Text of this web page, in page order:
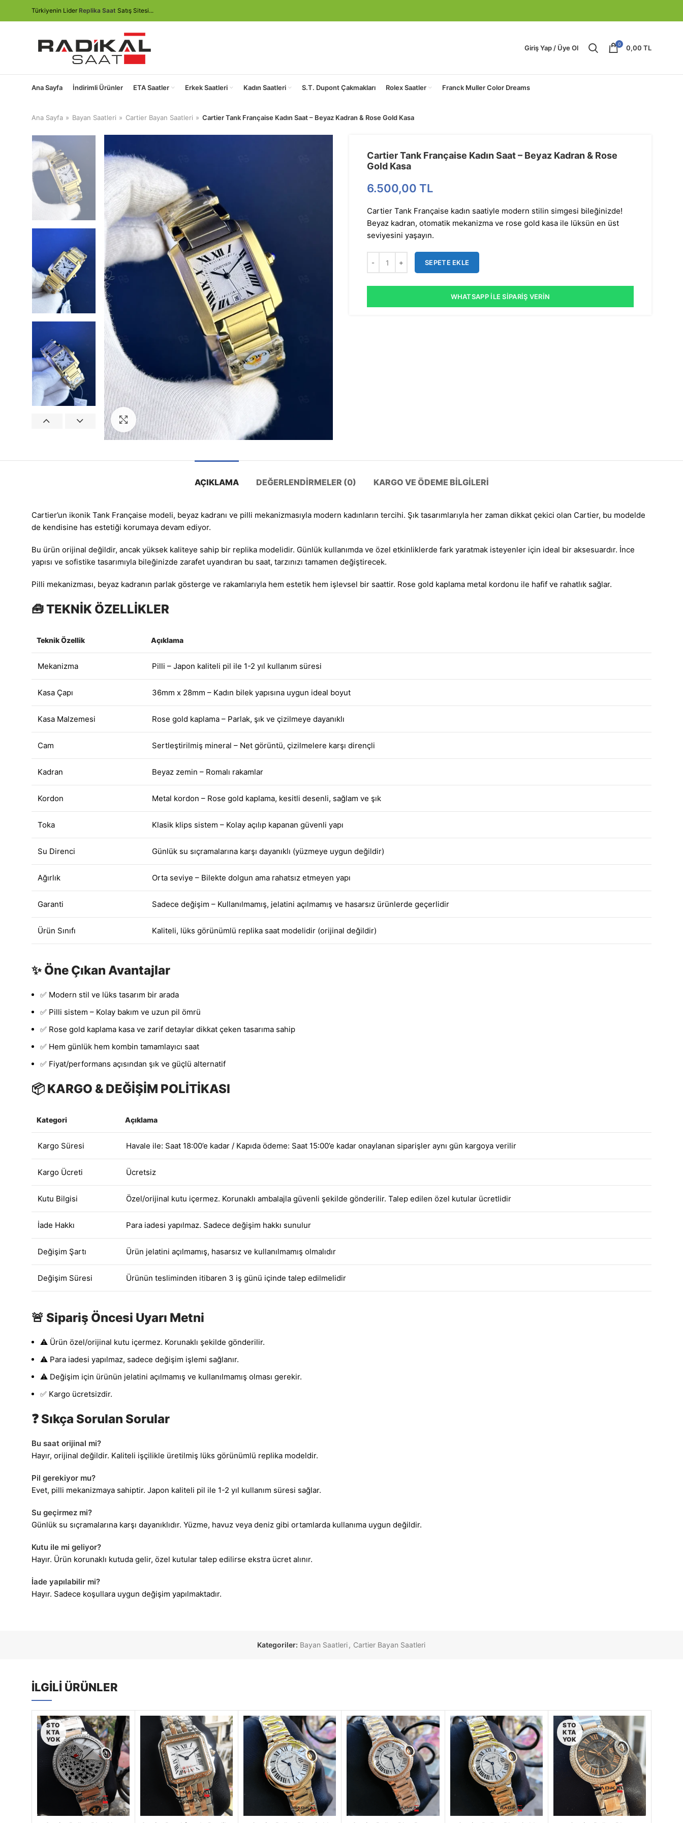
Türkiyenin Lider Replika Saat Satış Sitesi...
Giriş Yap / Üye Ol 0 0,00 TL
Ana Sayfa İndirimli Ürünler ETA Saatler Erkek Saatleri Kadın Saatleri S.T. Dupont Çakmakları Rolex Saatler Franck Muller Color Dreams
Ana Sayfa Bayan Saatleri Cartier Bayan Saatleri Cartier Tank Française Kadın Saat – Beyaz Kadran & Rose Gold Kasa
Görseli Büyütün
Cartier Tank Française Kadın Saat – Beyaz Kadran & Rose
Gold Kasa
6.500,00 TL
Cartier Tank Française kadın saatiyle modern stilin simgesi bileğinizde!
Beyaz kadran, otomatik mekanizma ve rose gold kasa ile lüksün en üst
seviyesini yaşayın.
SEPETE EKLE
WHATSAPP İLE SIPARIŞ VERIN
AÇIKLAMA DEĞERLENDIRMELER (0) KARGO VE ÖDEME BILGILERI
Cartier’un ikonik Tank Française modeli, beyaz kadranı ve pilli mekanizmasıyla modern kadınların tercihi. Şık tasarımlarıyla her zaman dikkat çekici olan Cartier, bu modelde
de kendisine has estetiği korumaya devam ediyor.
Bu ürün orijinal değildir, ancak yüksek kaliteye sahip bir replika modelidir. Günlük kullanımda ve özel etkinliklerde fark yaratmak isteyenler için ideal bir aksesuardır. İnce
yapısı ve sofistike tasarımıyla bileğinizde zarafet uyandıran bu saat, tarzınızı tamamen değiştirecek.
Pilli mekanizması, beyaz kadranın parlak gösterge ve rakamlarıyla hem estetik hem işlevsel bir saattir. Rose gold kaplama metal kordonu ile hafif ve rahatlık sağlar.
🧰 TEKNİK ÖZELLİKLER
Teknik Özellik Açıklama
Mekanizma Pilli – Japon kaliteli pil ile 1-2 yıl kullanım süresi
Kasa Çapı 36mm x 28mm – Kadın bilek yapısına uygun ideal boyut
Kasa Malzemesi Rose gold kaplama – Parlak, şık ve çizilmeye dayanıklı
Cam Sertleştirilmiş mineral – Net görüntü, çizilmelere karşı dirençli
Kadran Beyaz zemin – Romalı rakamlar
Kordon Metal kordon – Rose gold kaplama, kesitli desenli, sağlam ve şık
Toka Klasik klips sistem – Kolay açılıp kapanan güvenli yapı
Su Direnci Günlük su sıçramalarına karşı dayanıklı (yüzmeye uygun değildir)
Ağırlık Orta seviye – Bilekte dolgun ama rahatsız etmeyen yapı
Garanti Sadece değişim – Kullanılmamış, jelatini açılmamış ve hasarsız ürünlerde geçerlidir
Ürün Sınıfı Kaliteli, lüks görünümlü replika saat modelidir (orijinal değildir)
✨ Öne Çıkan Avantajlar
✅ Modern stil ve lüks tasarım bir arada
✅ Pilli sistem – Kolay bakım ve uzun pil ömrü
✅ Rose gold kaplama kasa ve zarif detaylar dikkat çeken tasarıma sahip
✅ Hem günlük hem kombin tamamlayıcı saat
✅ Fiyat/performans açısından şık ve güçlü alternatif
📦 KARGO & DEĞİŞİM POLİTİKASI
Kategori Açıklama
Kargo Süresi Havale ile: Saat 18:00’e kadar / Kapıda ödeme: Saat 15:00’e kadar onaylanan siparişler aynı gün kargoya verilir
Kargo Ücreti Ücretsiz
Kutu Bilgisi Özel/orijinal kutu içermez. Korunaklı ambalajla güvenli şekilde gönderilir. Talep edilen özel kutular ücretlidir
İade Hakkı Para iadesi yapılmaz. Sadece değişim hakkı sunulur
Değişim Şartı Ürün jelatini açılmamış, hasarsız ve kullanılmamış olmalıdır
Değişim Süresi Ürünün tesliminden itibaren 3 iş günü içinde talep edilmelidir
🚨 Sipariş Öncesi Uyarı Metni
⚠️ Ürün özel/orijinal kutu içermez. Korunaklı şekilde gönderilir.
⚠️ Para iadesi yapılmaz, sadece değişim işlemi sağlanır.
⚠️ Değişim için ürünün jelatini açılmamış ve kullanılmamış olması gerekir.
✅ Kargo ücretsizdir.
❓ Sıkça Sorulan Sorular
Bu saat orijinal mi?
Hayır, orijinal değildir. Kaliteli işçilikle üretilmiş lüks görünümlü replika modeldir.
Pil gerekiyor mu?
Evet, pilli mekanizmaya sahiptir. Japon kaliteli pil ile 1-2 yıl kullanım süresi sağlar.
Su geçirmez mi?
Günlük su sıçramalarına karşı dayanıklıdır. Yüzme, havuz veya deniz gibi ortamlarda kullanıma uygun değildir.
Kutu ile mi geliyor?
Hayır. Ürün korunaklı kutuda gelir, özel kutular talep edilirse ekstra ücret alınır.
İade yapılabilir mi?
Hayır. Sadece koşullara uygun değişim yapılmaktadır.
Kategoriler: Bayan Saatleri, Cartier Bayan Saatleri
İLGILI ÜRÜNLER
STO
KTA
YOK
STO
KTA
YOK